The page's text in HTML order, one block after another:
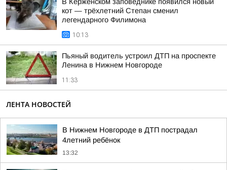
кот — трёхлетний Степан сменил
легендарного Филимона
10:13
Пьяный водитель устроил ДТП на проспекте
Ленина в Нижнем Новгороде
11:33
ЛЕНТА НОВОСТЕЙ
В Нижнем Новгороде в ДТП пострадал
4летний ребёнок
13:32